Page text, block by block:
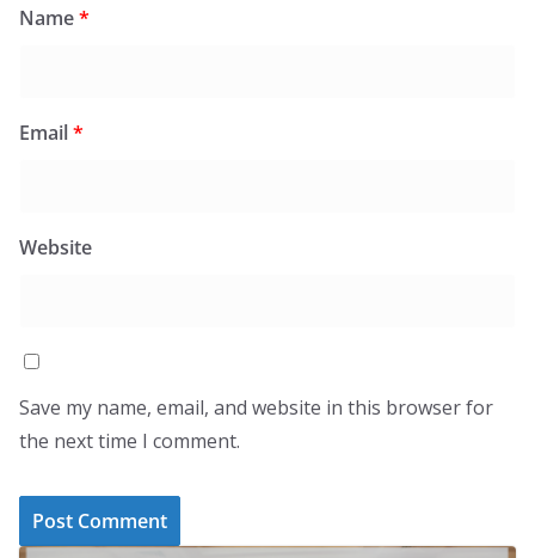
Name*
Email*
Website
Save my name, email, and website in this browser for
the next time I comment.